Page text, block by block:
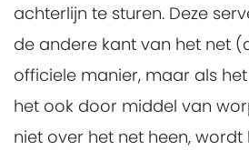
achterlijn te sturen. Deze
de andere kant van het net
officiele manier, maar als
het ook door middel van
niet over het net heen,